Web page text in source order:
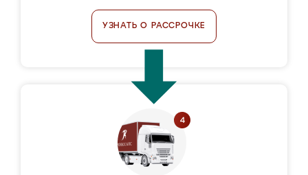
УЗНАТЬ О РАССРОЧКЕ